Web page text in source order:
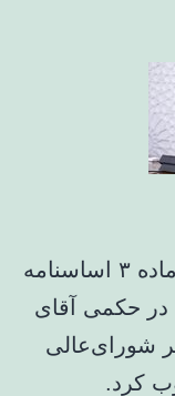
رئیس جمهور در اجرای تبصره ۱ ماده ۳ اساسنامه
در حکمی آقای
شورای‌عالی
کرد.